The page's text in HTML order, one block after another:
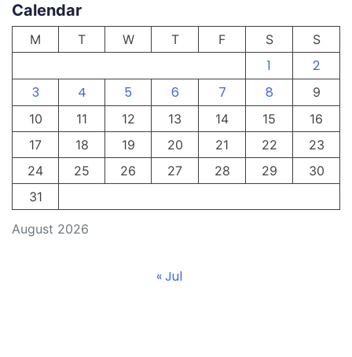
Calendar
August 2026
M T W T F S S
1
2
3
4 5 6 7 8
9
10
11 12 13 14 15
16
17
18 19 20 21 22
23
24
25 26 27 28 29
30
31
« Jul